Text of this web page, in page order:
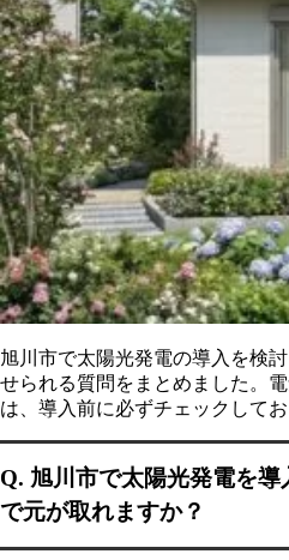
旭川市で太陽光発電の導入を検
せられる質問をまとめました。
は、導入前に必ずチェックしてお
Q. 旭川市で太陽光発電を
で元が取れますか？